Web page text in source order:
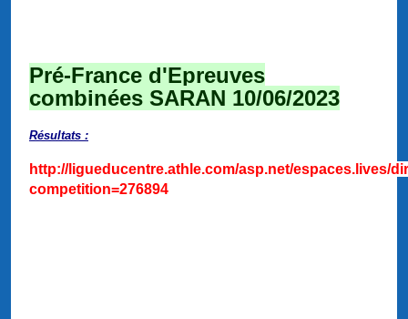
Pré-France d'Epreuves
combinées SARAN 10/06/2023
Résultats :
http://ligueducentre.athle.com/asp.net/espaces.lives/
competition=276894